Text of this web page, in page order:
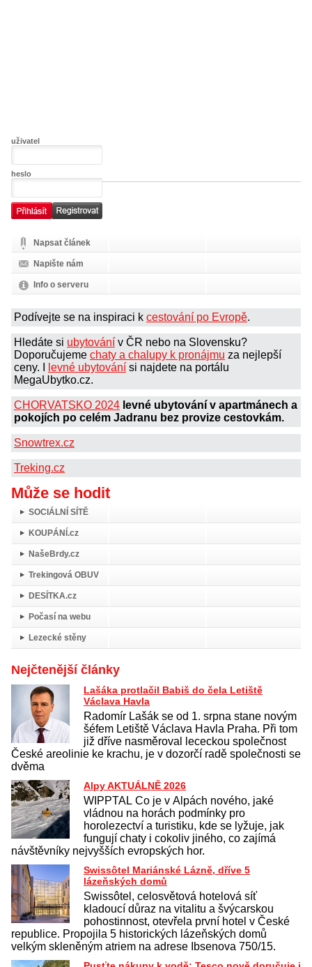
uživatel
heslo
Napsat článek
Napište nám
Info o serveru
Podívejte se na inspiraci k cestování po Evropě.
Hledáte si ubytování v ČR nebo na Slovensku?
Doporučujeme chaty a chalupy k pronájmu za nejlepší
ceny. I
levné ubytování si najdete na portálu
MegaUbytko.cz.
CHORVATSKO 2024 levné ubytování v apartmánech a
pokojích po celém Jadranu bez provize cestovkám.
Snowtrex.cz
Treking.cz
Může se hodit
SOCIÁLNÍ SÍTĚ
KOUPÁNÍ.cz
NašeBrdy.cz
Trekingová OBUV
DESÍTKA.cz
Počasí na webu
Lezecké stěny
Nejčtenější články
Lašáka protlačil Babiš do čela Letiště
Václava Havla
Radomír Lašák se od 1. srpna stane novým
šéfem Letiště Václava Havla Praha. Při tom
již dříve nasměroval lececkou společnost
České areolinie ke krachu, je v dozorčí radě společnosti se
dvěma
Alpy AKTUÁLNĚ 2026
WIPPTAL Co je v Alpách nového, jaké
vládnou na horách podmínky pro
horolezectví a turistiku, kde se lyžuje, jak
fungují chaty i cokoliv jiného, co zajímá
návštěvníky nejvyšších evropských hor.
Swissôtel Mariánské Lázně, dříve 5
lázeňských domů
Swissôtel, celosvětová hotelová síť
kladoucí důraz na vitalitu a švýcarskou
pohostinnost, otevřela první hotel v České
republice. Propojila 5 historických lázeňských domů
velkým skleněným atriem na adrese Ibsenova 750/15.